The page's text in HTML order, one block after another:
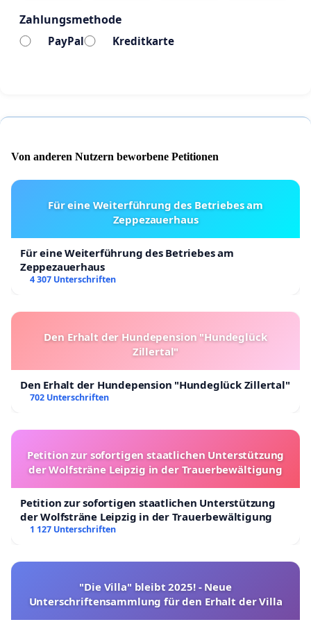
die gerade alles verloren haben, auch noch ihre
Stimme. Das kann und will ich nicht mit meinem
Zahlungsmethode
PayPal Kreditkarte
Von anderen Nutzern beworbene Petitionen
Für eine Weiterführung des Betriebes am
Zeppezauerhaus
Für eine Weiterführung des Betriebes am
Zeppezauerhaus
4 307 Unterschriften
Den Erhalt der Hundepension "Hundeglück
Zillertal"
Den Erhalt der Hundepension "Hundeglück Zillertal"
702 Unterschriften
Petition zur sofortigen staatlichen Unterstützung
der Wolfsträne Leipzig in der Trauerbewältigung
Petition zur sofortigen staatlichen Unterstützung
der Wolfsträne Leipzig in der Trauerbewältigung
1 127 Unterschriften
"Die Villa" bleibt 2025! - Neue
Unterschriftensammlung für den Erhalt der Villa